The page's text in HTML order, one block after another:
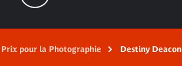
Prix pour la Photographie Destiny Deacon